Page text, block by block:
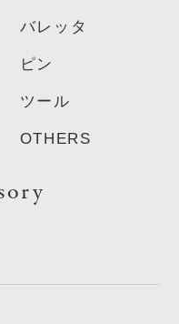
バレッタ
ピン
ツール
OTHERS